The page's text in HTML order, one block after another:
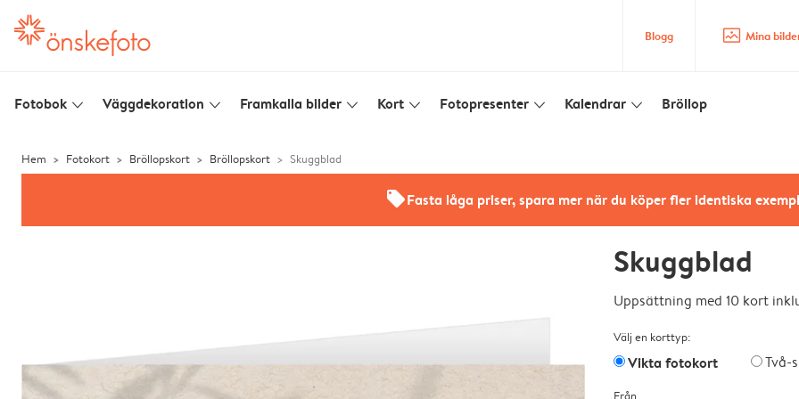
Blogg image_placeholder Mina
Fotobok slim_arrow_down Väggdekoration slim_arrow_down Framkalla bilder slim_arrow_down Kort slim_arrow_down Fotopresenter slim_arrow_down Kalendrar slim_arrow_down Bröllop
Hem Fotokort Bröllopskort Bröllopskort Skuggblad
offersFasta låga priser, spara mer när du köper fler identiska
Skuggblad
Uppsättning med 10 kort
Välj en korttyp:
Vikta fotokort Två-
Från